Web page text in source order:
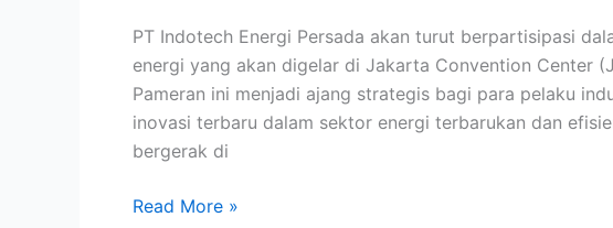
PT Indotech Energi Persada akan turut berpartisipasi
energi yang akan digelar di Jakarta Convention Center
Pameran ini menjadi ajang strategis bagi para pelaku
inovasi terbaru dalam sektor energi terbarukan dan
bergerak di
Read More »